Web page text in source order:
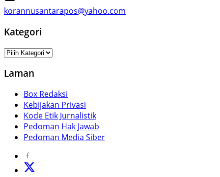
korannusantarapos@yahoo.com
Kategori
Kategori
Laman
Box Redaksi
Kebijakan Privasi
Kode Etik Jurnalistik
Pedoman Hak Jawab
Pedoman Media Siber